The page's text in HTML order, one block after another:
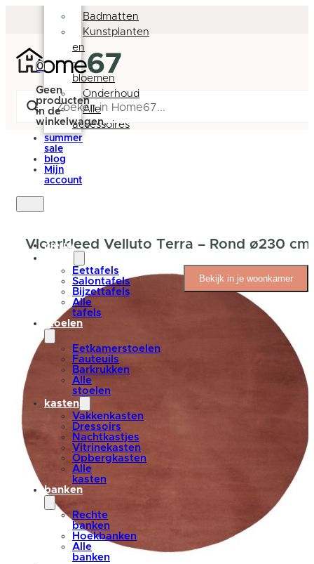
0
Geen
producten
in de
winkelwagen.
Badmatten
Kunstplanten
en
-
bloemen
Onderhoud
Alle
accessoires
summer
sale
blog
Mijn
account
nieuw
Eettafels
Salontafels
Bijzettafels
Alle
tafels
stoelen
Eetkamerstoelen
Fauteuils
Barkrukken
Alle
stoelen
kasten
Vakkenkasten
Dressoirs
Nachtkastjes
Vitrinekasten
Opbergkasten
Alle
kasten
banken
Rechte
banken
Hoekbanken
Alle
banken
Vloerkleed Velluto Terra – Rond ø230 cm
Bekijk in je woonkamer